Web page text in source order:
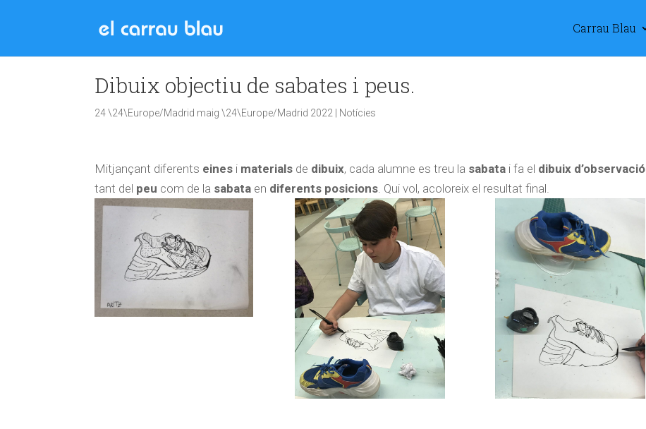
Carrau Blau
Dibuix objectiu de sabates i peus.
24 \24\Europe/Madrid maig \24\Europe/Madrid 2022 Notícies
Mitjançant diferents eines i materials de dibuix, cada alumne es treu la sabata i fa el dibuix d’observació
tant del peu com de la sabata en diferents posicions. Qui vol, acoloreix el resultat final.